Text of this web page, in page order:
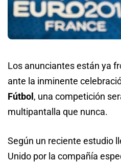
Los anunciantes están ya
ante la inminente
Fútbol, una competición
multipantalla que nunca.
Según un reciente estudio
Unido por la compañía